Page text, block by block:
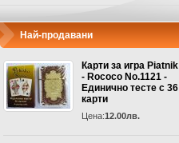
Най-продавани
Карти за игра Piatnik
- Rococo No.1121 -
Единично тесте с 36
карти
Цена:12.00лв.